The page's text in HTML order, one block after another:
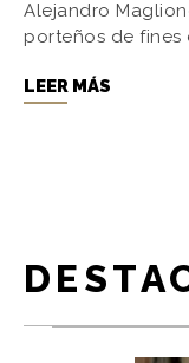
Alejandro
porteños de fines
LEER MÁS